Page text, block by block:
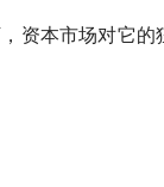
资本市场对它的